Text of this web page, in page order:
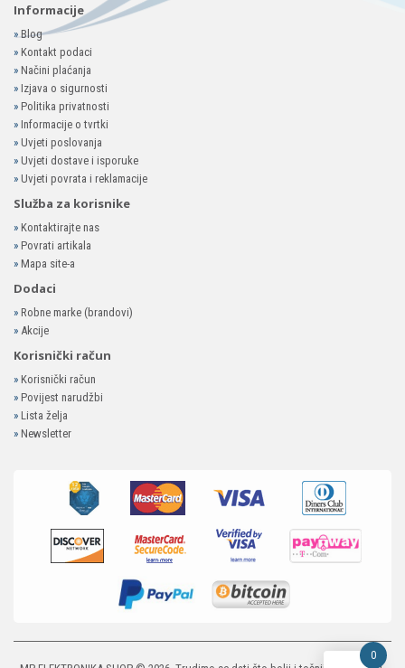
Informacije
»Blog
» Kontakt podaci
» Načini plaćanja
» Izjava o sigurnosti
» Politika privatnosti
» Informacije o tvrtki
» Uvjeti poslovanja
» Uvjeti dostave i isporuke
» Uvjeti povrata i reklamacije
Služba za korisnike
» Kontaktirajte nas
» Povrati artikala
» Mapa site-a
Dodaci
» Robne marke (brandovi)
» Akcije
Korisnički račun
» Korisnički račun
» Povijest narudžbi
» Lista želja
» Newsletter
0